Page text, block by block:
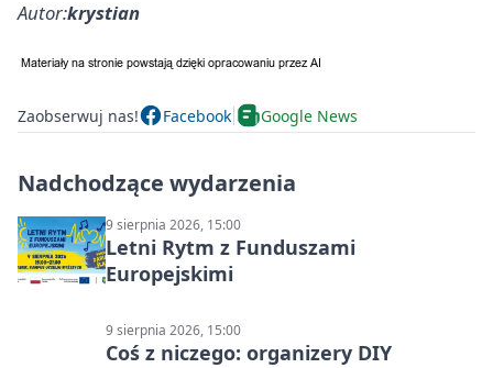
Autor:krystian
Zaobserwuj nas! Facebook Google News
Nadchodzące wydarzenia
9 sierpnia 2026, 15:00
Letni Rytm z Funduszami
Europejskimi
9 sierpnia 2026, 15:00
Coś z niczego: organizery DIY